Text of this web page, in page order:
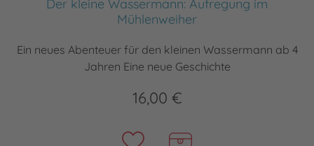
Der kleine Wassermann: Aufregung im
Mühlenweiher
Ein neues Abenteuer für den kleinen Wassermann ab 4
Jahren Eine neue Geschichte
16,00 €